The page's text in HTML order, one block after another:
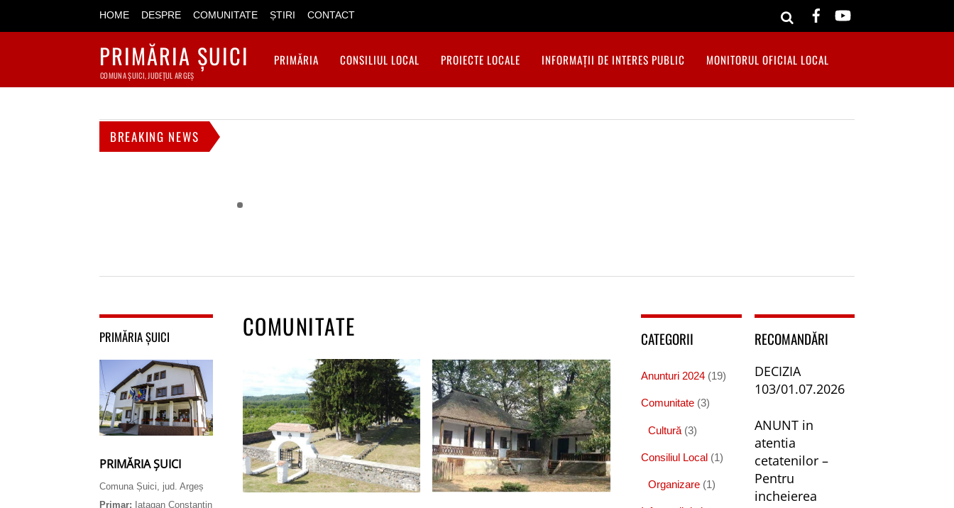
HOME DESPRE COMUNITATE ȘTIRI CONTACT
PRIMĂRIA ȘUICI
COMUNA ȘUICI, JUDEȚUL ARGEȘ
PRIMĂRIA CONSILIUL LOCAL PROIECTE LOCALE INFORMAȚII DE INTERES PUBLIC MONITORUL OFICIAL LOCAL
BREAKING NEWS
COMUNITATE
PRIMĂRIA ȘUICI
PRIMĂRIA ȘUICI
Comuna Șuici, jud. Argeș
Primar: Iatagan Constantin
CATEGORII
Anunturi 2024 (19)
Comunitate (3)
Cultură (3)
Consiliul Local (1)
Organizare (1)
RECOMANDĂRI
DECIZIA
103/01.07.2026
ANUNT in
atentia
cetatenilor –
Pentru
incheierea